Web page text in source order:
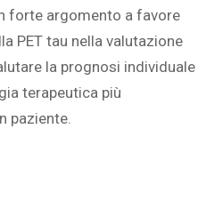
forte argomento a favore
PET tau nella valutazione
la prognosi individuale
terapeutica più
paziente.